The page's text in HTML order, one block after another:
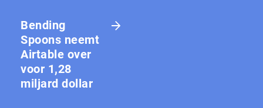
Bending
Spoons neemt
Airtable over
voor 1,28
miljard dollar